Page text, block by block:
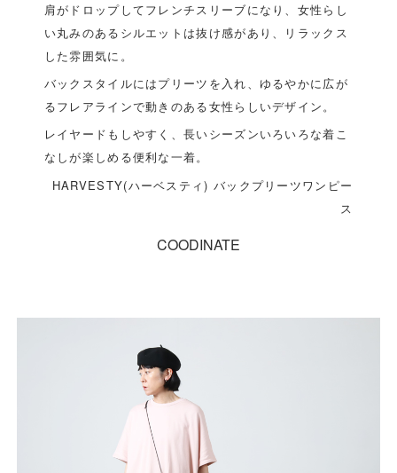
肩がドロップしてフレンチスリーブになり、女性らし
い丸みのあるシルエットは抜け感があり、リラックス
した雰囲気に。
バックスタイルにはプリーツを入れ、ゆるやかに広が
るフレアラインで動きのある女性らしいデザイン。
レイヤードもしやすく、長いシーズンいろいろな着こ
なしが楽しめる便利な一着。
HARVESTY(ハーベスティ) バックプリーツワンピー
ス
COODINATE